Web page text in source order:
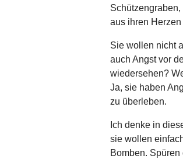
aus ihren
Sie wollen nicht
auch Angst vor
wiedersehen?
Ja, sie haben
zu überleben.
Ich denke in
sie wollen
Bomben.